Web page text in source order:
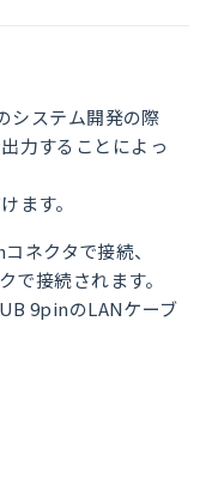
システム開発の際
力することによっ
ます。
コネクタで接続、
で接続されます。
9pinのLANケーブ